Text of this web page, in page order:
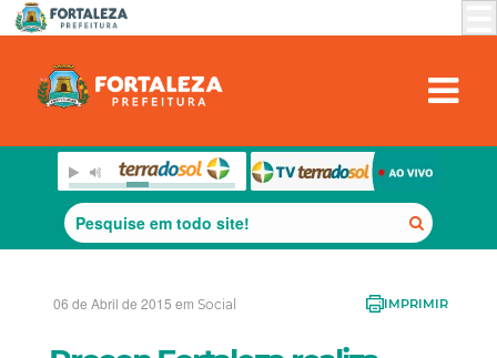
06 de Abril de 2015 em Social IMPRIMIR